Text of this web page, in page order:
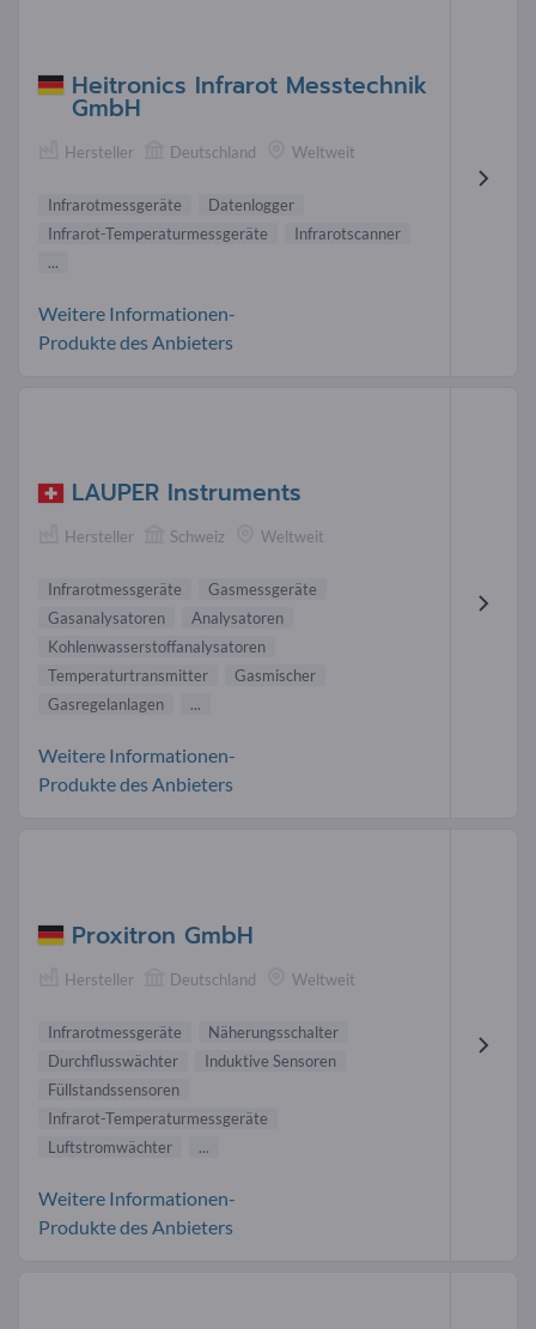
Heitronics Infrarot Messtechnik
GmbH
Hersteller Deutschland Weltweit
Infrarotmessgeräte
Datenlogger
Infrarot-Temperaturmessgeräte
Infrarotscanner
...
Weitere Informationen-
Produkte des Anbieters
LAUPER Instruments
Hersteller Schweiz Weltweit
Infrarotmessgeräte
Gasmessgeräte
Gasanalysatoren
Analysatoren
Kohlenwasserstoffanalysatoren
Temperaturtransmitter
Gasmischer
Gasregelanlagen
...
Weitere Informationen-
Produkte des Anbieters
Proxitron GmbH
Hersteller Deutschland Weltweit
Infrarotmessgeräte
Näherungsschalter
Durchflusswächter
Induktive Sensoren
Füllstandssensoren
Infrarot-Temperaturmessgeräte
Luftstromwächter
...
Weitere Informationen-
Produkte des Anbieters